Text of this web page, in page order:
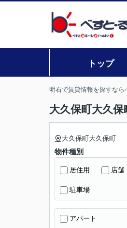
トップ
明石で賃貸情報を探すなら
大久保町大久
大久保町大久保町
物件種別
居住用 店舗
駐車場
アパート